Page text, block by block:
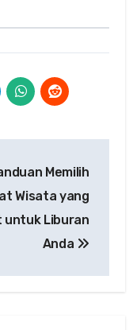
Memilih
Wisata yang
untuk Liburan
Anda